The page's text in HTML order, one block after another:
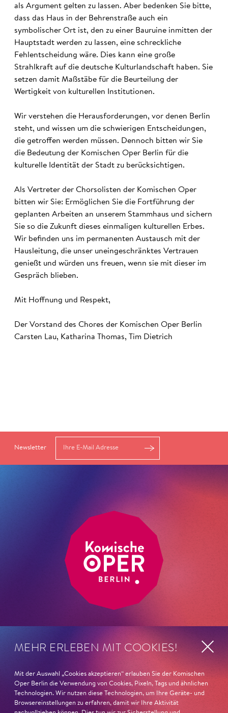
als Argument gelten zu lassen. Aber bedenken Sie bitte,
dass das Haus in der Behrenstraße auch ein
symbolischer Ort ist, den zu einer Bauruine inmitten der
Hauptstadt werden zu lassen, eine schreckliche
Fehlentscheidung wäre. Dies kann eine große
Strahlkraft auf die deutsche Kulturlandschaft haben. Sie
setzen damit Maßstäbe für die Beurteilung der
Wertigkeit von kulturellen Institutionen.
Wir verstehen die Herausforderungen, vor denen Berlin
steht, und wissen um die schwierigen Entscheidungen,
die getroffen werden müssen. Dennoch bitten wir Sie
die Bedeutung der Komischen Oper Berlin für die
kulturelle Identität der Stadt zu berücksichtigen.
Als Vertreter der Chorsolisten der Komischen Oper
bitten wir Sie: Ermöglichen Sie die Fortführung der
geplanten Arbeiten an unserem Stammhaus und sichern
Sie so die Zukunft dieses einmaligen kulturellen Erbes.
Wir befinden uns im permanenten Austausch mit der
Hausleitung, die unser uneingeschränktes Vertrauen
genießt und würden uns freuen, wenn sie mit dieser im
Gespräch blieben.
Mit Hoffnung und Respekt,
Der Vorstand des Chores der Komischen Oper Berlin
Carsten Lau, Katharina Thomas, Tim Dietrich
Newsletter
Komische Oper Berlin
@Schillertheater
Bismarckstraße 110
10625 Berlin
Impressum
Datenschutz
AGB
Kontakt
MEHR ERLEBEN MIT COOKIES!
Mit der Auswahl „Cookies akzeptieren“ erlauben Sie der Komischen
Oper Berlin die Verwendung von Cookies, Pixeln, Tags und ähnlichen
Technologien. Wir nutzen diese Technologien, um Ihre Geräte- und
Browsereinstellungen zu erfahren, damit wir Ihre Aktivität